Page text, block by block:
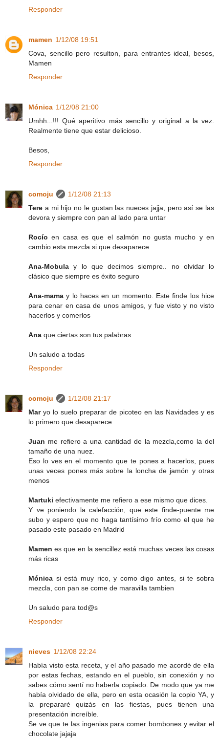
Responder
mamen 1/12/08 19:51
Cova, sencillo pero resulton, para entrantes ideal, besos,
Mamen
Responder
Mónica 1/12/08 21:00
Umhh...!!! Qué aperitivo más sencillo y original a la vez.
Realmente tiene que estar delicioso.
Besos,
Responder
comoju
1/12/08 21:13
Tere a mi hijo no le gustan las nueces jajja, pero así se las
devora y siempre con pan al lado para untar
Rocío en casa es que el salmón no gusta mucho y en
cambio esta mezcla si que desaparece
Ana-Mobula y lo que decimos siempre.. no olvidar lo
clásico que siempre es éxito seguro
Ana-mama y lo haces en un momento. Este finde los hice
para cenar en casa de unos amigos, y fue visto y no visto
hacerlos y comerlos
Ana que ciertas son tus palabras
Un saludo a todas
Responder
comoju
1/12/08 21:17
Maryo lo suelo preparar de picoteo en las Navidades y es
lo primero que desaparece
Juan me refiero a una cantidad de la mezcla,como la del
tamaño de una nuez.
Eso lo ves en el momento que te pones a hacerlos, pues
unas veces pones más sobre la loncha de jamón y otras
menos
Martuki efectivamente me refiero a ese mismo que dices.
Y ve poniendo la calefacción, que este finde-puente me
subo y espero que no haga tantísimo frío como el que he
pasado este pasado en Madrid
Mamen es que en la sencillez está muchas veces las cosas
más ricas
Mónica si está muy rico, y como digo antes, si te sobra
mezcla, con pan se come de maravilla tambien
Un saludo para tod@s
Responder
nieves 1/12/08 22:24
Había visto esta receta, y el año pasado me acordé de ella
por estas fechas, estando en el pueblo, sin conexión y no
sabes cómo sentí no haberla copiado. De modo que ya me
había olvidado de ella, pero en esta ocasión la copio YA, y
la prepararé quizás en las fiestas, pues tienen una
presentación increíble.
Se ve que te las ingenias para comer bombones y evitar el
chocolate jajaja